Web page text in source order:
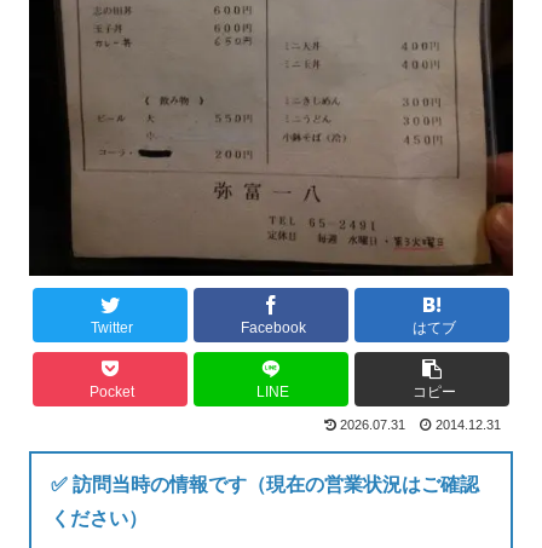
Twitter Facebook はてブ
Pocket LINE コピー
2026.07.31 2014.12.31
✅ 訪問当時の情報です（現在の営業状況はご確認
ください）